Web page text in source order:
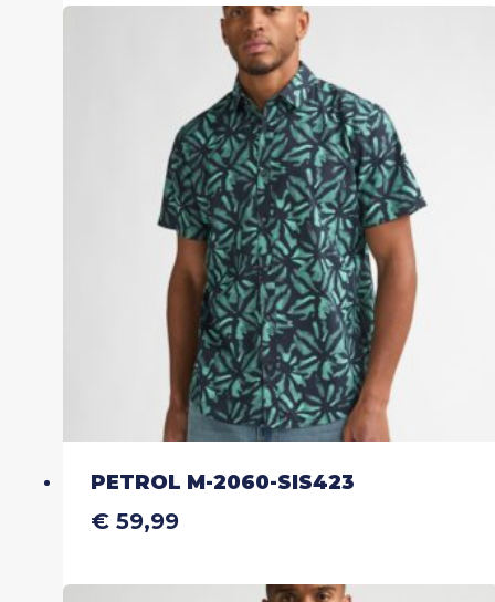
meerdere
variaties.
Deze
optie
kan
gekozen
worden
op
de
productpagina
PETROL M-2060-SIS423
€59,99